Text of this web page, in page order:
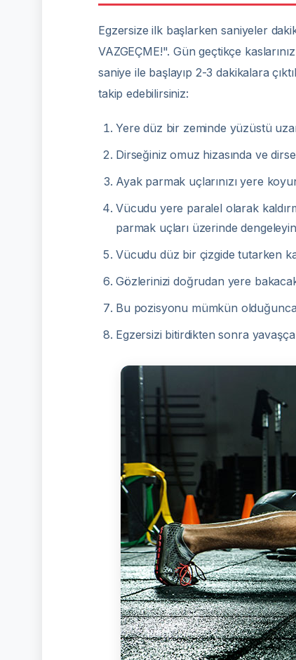
Egzersize ilk başlarken saniyeler
VAZGEÇME!". Gün geçtikçe
saniye ile başlayıp 2-3 dakikalara
takip edebilirsiniz:
Yere düz bir zeminde yüzüstü
Dirseğiniz omuz hizasında ve
Ayak parmak uçlarınızı yere
Vücudu yere paralel olarak
parmak uçları üzerinde
Vücudu düz bir çizgide tutarken
Gözlerinizi doğrudan yere
Bu pozisyonu mümkün
Egzersizi bitirdikten sonra